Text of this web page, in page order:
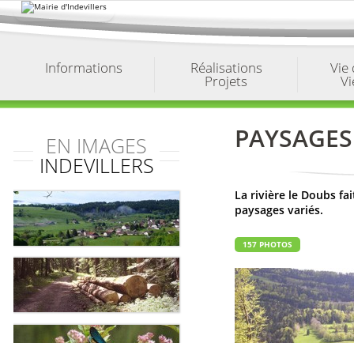
au
contenu.
Informations Réalisations
Projets
Vie
EN IMAGES
INDEVILLERS
La rivière le Doubs
paysages variés.
157 PHOTOS